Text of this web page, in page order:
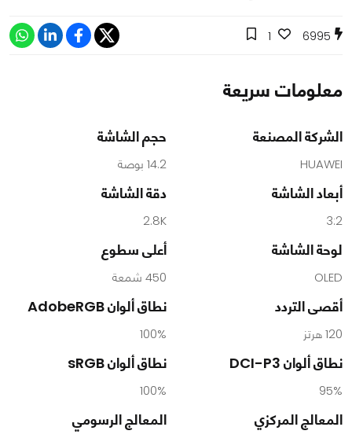
6995
1
معلومات سريعة
الشركة المصنعة
HUAWEI
حجم الشاشة
14.2 بوصة
أبعاد الشاشة
3:2
دقة الشاشة
2.8K
لوحة الشاشة
OLED
أعلى سطوع
450 شمعة
أقصى التردد
120 هرتز
نطاق ألوان AdobeRGB
100%
نطاق ألوان DCI-P3
95%
نطاق ألوان sRGB
100%
المعالج المركزي المعالج الرسومي